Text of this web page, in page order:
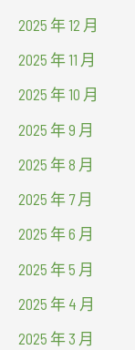
2025 年 12 月
2025 年 11 月
2025 年 10 月
2025 年 9 月
2025 年 8 月
2025 年 7 月
2025 年 6 月
2025 年 5 月
2025 年 4 月
2025 年 3 月